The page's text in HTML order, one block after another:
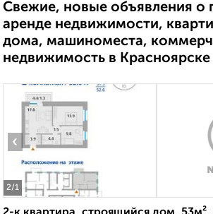
Свежие, новые объявления о
аренде недвижимости,
дома, машиноместа,
недвижимость в Красноярске
2/1
‹